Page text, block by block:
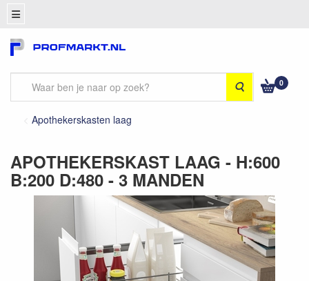
Zoeken 0
Apothekerskasten laag
APOTHEKERSKAST LAAG - H:600
B:200 D:480 - 3 MANDEN